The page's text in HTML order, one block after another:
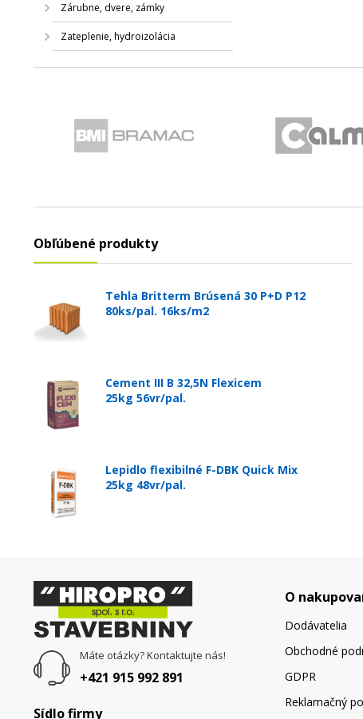
Zárubne, dvere, zámky
Zateplenie, hydroizolácia
Obľúbené produkty
Tehla Britterm Brúsená 30 P+D P12
80ks/pal. 16ks/m2
Cement III B 32,5N Flexicem
25kg 56vr/pal.
Lepidlo flexibilné F-DBK Quick Mix
25kg 48vr/pal.
Máte otázky? Kontaktujte nás!
+421 915 992 891
Sídlo firmy
O
Dodávatelia
Obchodné
GDPR
Reklamačný